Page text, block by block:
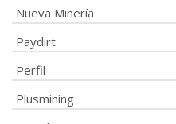
Nueva Minería
Paydirt
Perfil
Plusmining